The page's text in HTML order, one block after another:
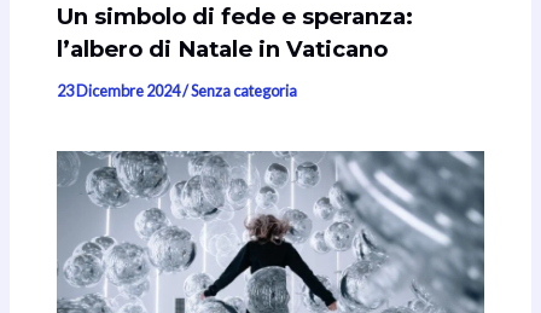
Un simbolo di fede e speranza:
l’albero di Natale in Vaticano
23 Dicembre 2024/Senza categoria